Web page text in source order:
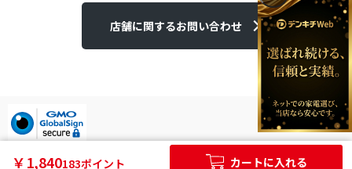
￥1,840183ポイント カートに入れる
店舗に関するお問い合わせ
デンキチはGMOグローバルサイン発行のSSL電子証明書を使用して